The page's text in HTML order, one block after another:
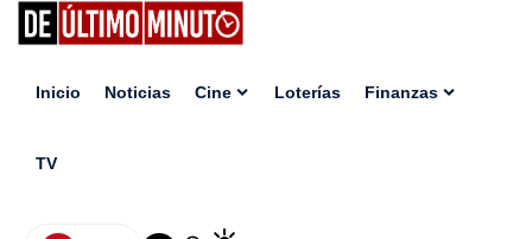
Inicio Noticias Cine Loterías Finanzas
TV